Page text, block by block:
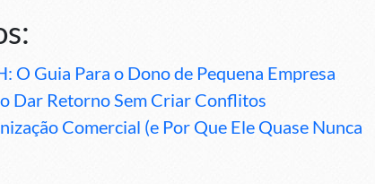
O Guia Para o Dono de Pequena Empresa
Dar Retorno Sem Criar Conflitos
Comercial (e Por Que Ele Quase Nunca